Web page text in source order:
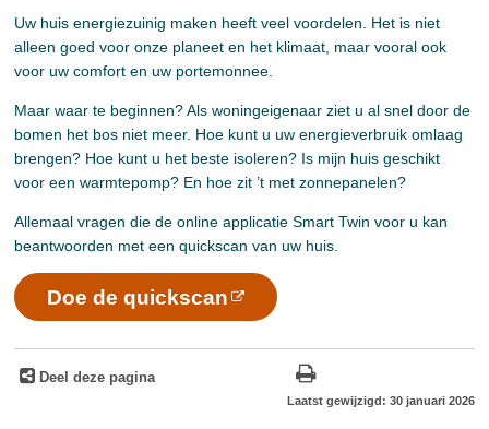
Uw huis energiezuinig maken heeft veel voordelen. Het is niet
alleen goed voor onze planeet en het klimaat, maar vooral ook
voor uw comfort en uw portemonnee.
Maar waar te beginnen? Als woningeigenaar ziet u al snel door de
bomen het bos niet meer. Hoe kunt u uw energieverbruik omlaag
brengen? Hoe kunt u het beste isoleren? Is mijn huis geschikt
voor een warmtepomp? En hoe zit ’t met zonnepanelen?
Allemaal vragen die de online applicatie Smart Twin voor u kan
beantwoorden met een quickscan van uw huis.
Doe de quickscan
Deel deze pagina
Laatst gewijzigd: 30 januari 2026